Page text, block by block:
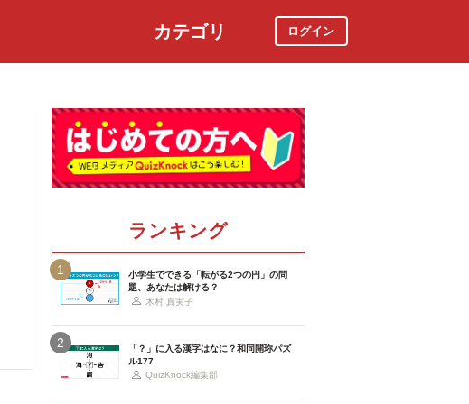
カテゴリ ログイン
ランキング
1
小学生でできる「転がる2つの円」の問
題、あなたは解ける？
木村 真実子
2
「？」に入る漢字はなに？和同開珎パズ
ル177
QuizKnock編集部